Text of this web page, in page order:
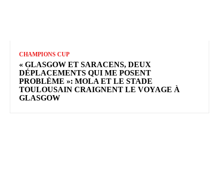
CHAMPIONS CUP
« GLASGOW ET SARACENS, DEUX
DÉPLACEMENTS QUI ME POSENT
PROBLÈME »: MOLA ET LE STADE
TOULOUSAIN CRAIGNENT LE VOYAGE À
GLASGOW